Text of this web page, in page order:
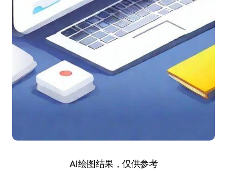
AI绘图结果，仅供参考